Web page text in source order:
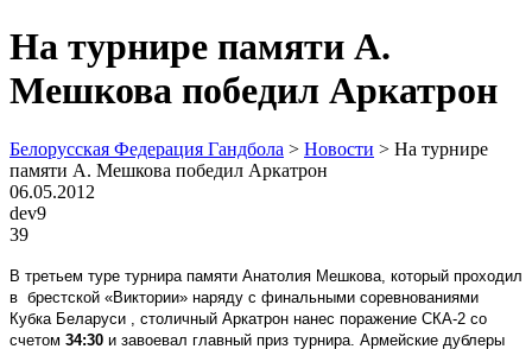
На турнире памяти А.
Мешкова победил Аркатрон
Белорусская Федерация Гандбола > Новости > На турнире
памяти А. Мешкова победил Аркатрон
06.05.2012
dev9
39
В третьем туре турнира памяти Анатолия Мешкова, который проходил
в брестской «Виктории» наряду с финальными соревнованиями
Кубка Беларуси , столичный Аркатрон нанес поражение СКА-2 со
счетом 34:30 и завоевал главный приз турнира. Армейские дублеры